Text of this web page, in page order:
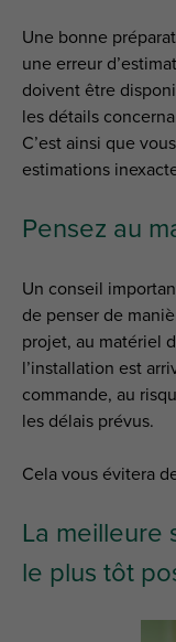
Une bonne
une erreur
doivent être
les détails
C’est ainsi que
estimations
Pensez au
Un conseil
de penser de
projet, au matériel
l’installation est
commande, au
les délais prévus.
Cela vous évitera
La meilleure
le plus tôt